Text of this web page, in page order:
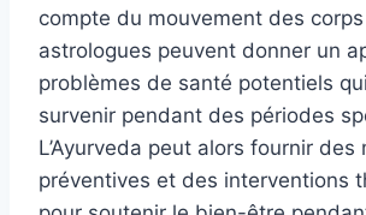
compte du mouvement des
astrologues peuvent donner un
problèmes de santé potentiels
survenir pendant des périodes
L’Ayurveda peut alors fournir des
préventives et des interventions